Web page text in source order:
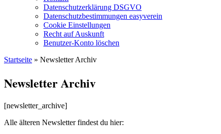
Datenschutzerklärung DSGVO
Datenschutzbestimmungen easyverein
Cookie Einstellungen
Recht auf Auskunft
Benutzer-Konto löschen
Startseite » Newsletter Archiv
Newsletter Archiv
[newsletter_archive]
Alle älteren Newsletter findest du hier: